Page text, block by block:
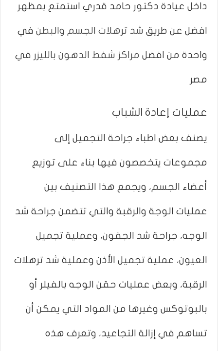
داخل عيادة دكتور حامد قدري استمتع بمظهر
افضل عن طريق شد ترهلات الجسم والبطن في
واحدة من افضل مراكز شفط الدهون بالليزر في
مصر
عمليات إعادة الشباب
يصنف بعض اطباء جراحة التجميل إلى
مجموعات يتخصصون فيها بناء على توزيع
أعضاء الجسم، ويجمع هذا التصنيف بين
عمليات الوجة والرقبة والتي تتضمن جراحة شد
الوجه، جراحة شد الجفون، وعملية تجميل
العيون، عملية تجميل الأذن وعملية شد ترهلات
الرقبة، وبعض عمليات حقن الوجه بالفيلر أو
بالبوتوكس وغيرها من المواد التي يمكن أن
تساهم في إزالة التجاعيد، وتعرف هذه